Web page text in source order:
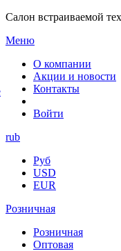
Салон встраиваемой
Меню
О компании
Акции и новости
Контакты
Войти
rub
Руб
USD
EUR
Розничная
Розничная
Оптовая